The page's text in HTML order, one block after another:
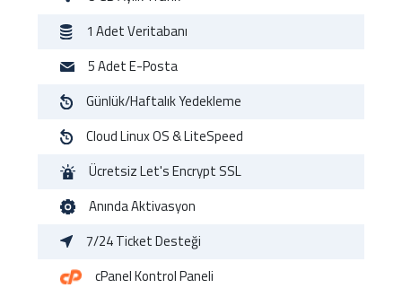
1 AdetVeritabanı
5 AdetE-Posta
Günlük/HaftalıkYedekleme
CloudLinux OS & LiteSpeed
ÜcretsizLet's Encrypt SSL
AnındaAktivasyon
7/24Ticket Desteği
cPanelKontrol Paneli